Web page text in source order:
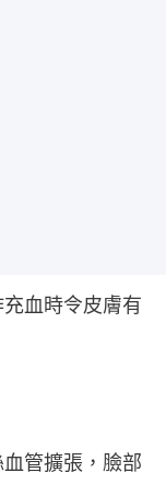
血時令皮膚有
管擴張，臉部